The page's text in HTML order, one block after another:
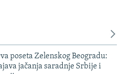
poseta Zelenskog Beogradu:
jačanja saradnje Srbije i